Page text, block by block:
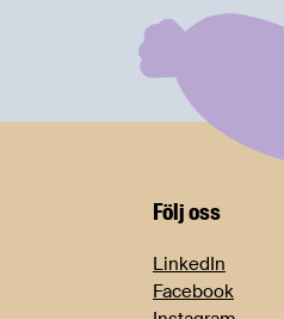
Följ oss
LinkedIn
Facebook